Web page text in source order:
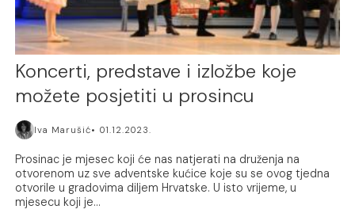
Koncerti, predstave i izložbe koje
možete posjetiti u prosincu
Iva Marušić 01.12.2023.
Prosinac je mjesec koji će nas natjerati na druženja na
otvorenom uz sve adventske kućice koje su se ovog tjedna
otvorile u gradovima diljem Hrvatske. U isto vrijeme, u
mjesecu koji je...